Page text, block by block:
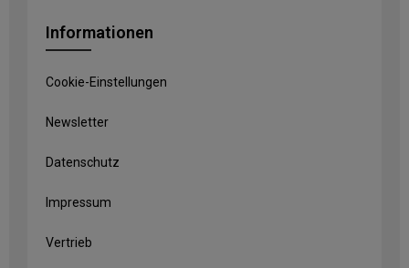
Informationen
Cookie-Einstellungen
Newsletter
Datenschutz
Impressum
Vertrieb